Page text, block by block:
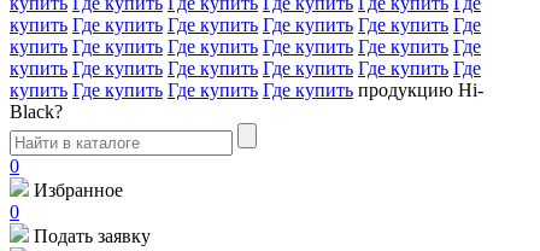
купить Где купить Где купить Где купить Где купить Где
купить Где купить Где купить Где купить Где купить Где
купить Где купить Где купить Где купить Где купить Где
купить Где купить Где купить Где купить продукцию Hi-
Black?
0
Избранное
0
Подать заявку